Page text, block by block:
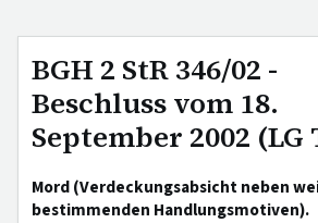
BGH 2 StR 346/02 -
Beschluss vom 18.
September 2002
Mord (Verdeckungsabsicht neben
bestimmenden Handlungsmotiven).